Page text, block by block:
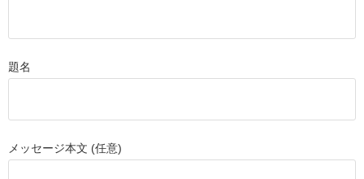
題名
メッセージ本文 (任意)